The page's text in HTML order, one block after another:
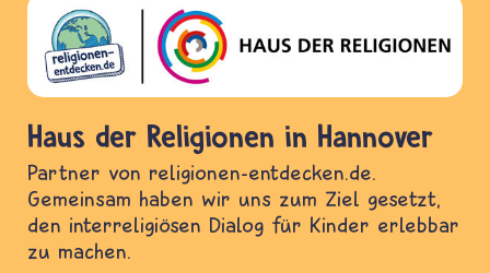
Haus der Religionen in Hannover
Partner von religionen-entdecken.de.
Gemeinsam haben wir uns zum Ziel gesetzt,
den interreligiösen Dialog für Kinder erlebbar
zu machen.